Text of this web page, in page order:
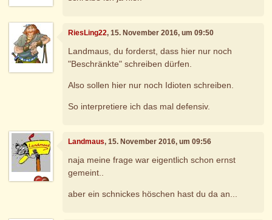
RiesLing22, 15. November 2016, um 09:50
Landmaus, du forderst, dass hier nur noch
"Beschränkte" schreiben dürfen.
Also sollen hier nur noch Idioten schreiben.
So interpretiere ich das mal defensiv.
Landmaus, 15. November 2016, um 09:56
naja meine frage war eigentlich schon ernst
gemeint..
aber ein schnickes höschen hast du da an...